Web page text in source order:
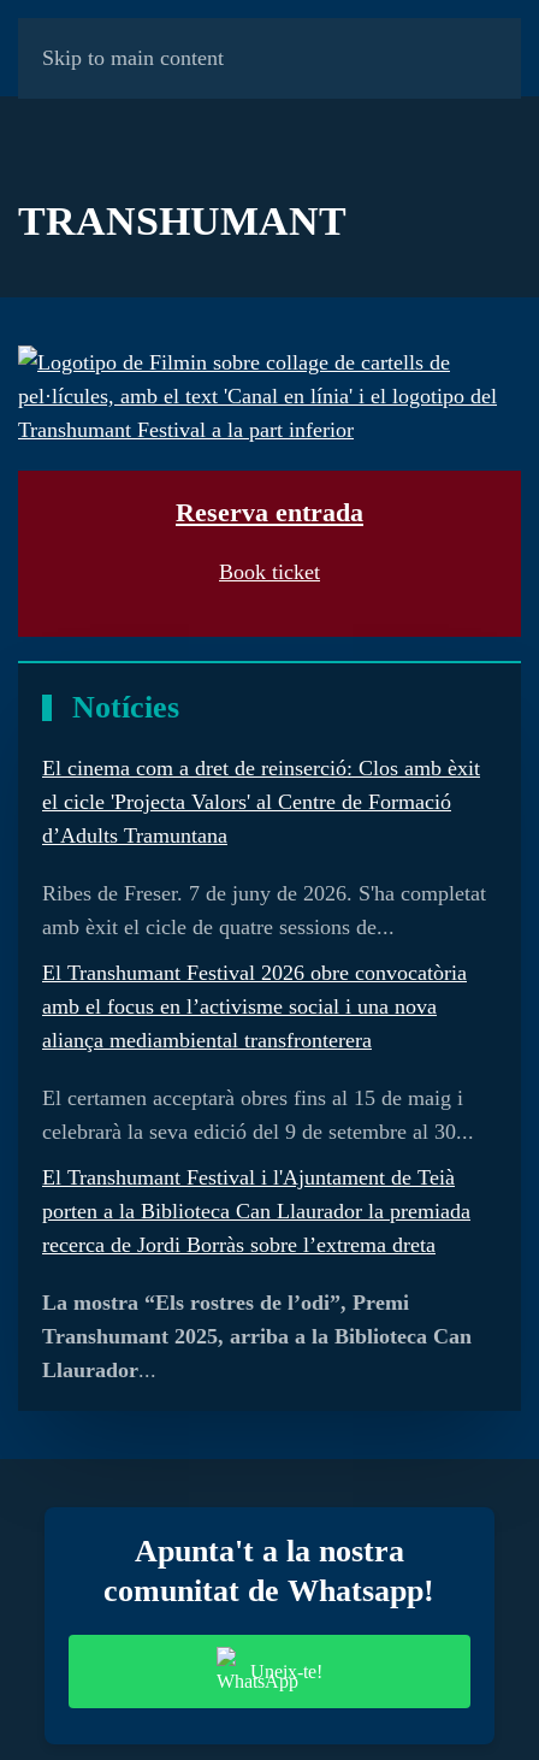
Skip to main content
CLOENDA A L'ANTIC HOTEL BALNEARI DE
TRANSHUMANT
Reserva entrada
Book ticket
Notícies
El cinema com a dret de reinserció: Clos amb èxit
el cicle 'Projecta Valors' al Centre de Formació
d’Adults Tramuntana
Ribes de Freser. 7 de juny de 2026. S'ha completat
amb èxit el cicle de quatre sessions de...
El Transhumant Festival 2026 obre convocatòria
amb el focus en l’activisme social i una nova
aliança mediambiental transfronterera
El certamen acceptarà obres fins al 15 de maig i
celebrarà la seva edició del 9 de setembre al 30...
El Transhumant Festival i l'Ajuntament de Teià
porten a la Biblioteca Can Llaurador la premiada
recerca de Jordi Borràs sobre l’extrema dreta
La mostra “Els rostres de l’odi”, Premi
Transhumant 2025, arriba a la Biblioteca Can
Llaurador...
Apunta't a la nostra
comunitat de Whatsapp!
Uneix-te!